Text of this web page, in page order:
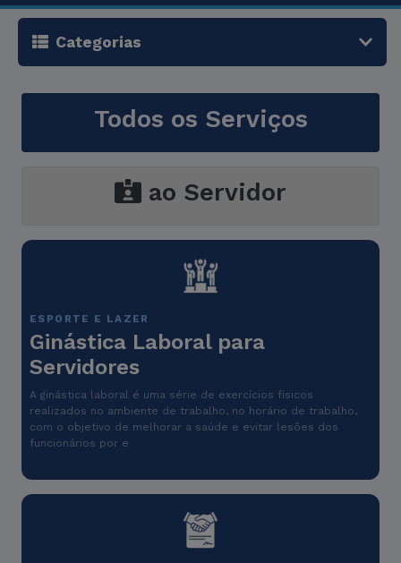
Categorias
Todos os Serviços
ao Servidor
ESPORTE E LAZER
Ginástica Laboral para
Servidores
A ginástica laboral é uma série de exercícios físicos
realizados no ambiente de trabalho, no horário de trabalho,
com o objetivo de melhorar a saúde e evitar lesões dos
funcionários por e